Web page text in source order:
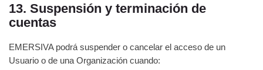
13. Suspensión y terminación de
cuentas
EMERSIVA podrá suspender o cancelar el acceso de un
Usuario o de una Organización cuando: